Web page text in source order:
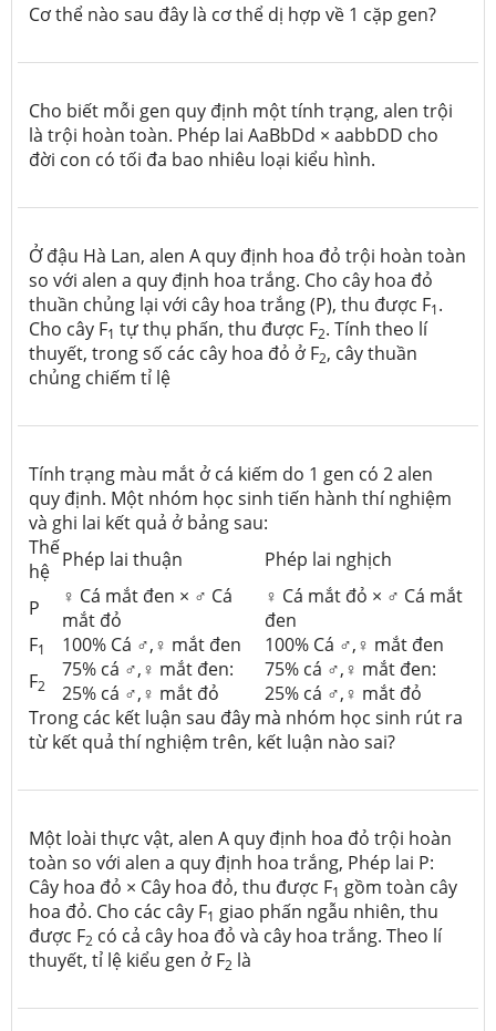
Cơ thể nào sau đây là cơ thể dị hợp về 1 cặp gen?
Cho biết mỗi gen quy định một tính trạng, alen trội
là trội hoàn toàn. Phép lai AaBbDd × aabbDD cho
đời con có tối đa bao nhiêu loại kiểu hình.
Ở đậu Hà Lan, alen A quy định hoa đỏ trội hoàn toàn
so với alen a quy định hoa trắng. Cho cây hoa đỏ
thuần chủng lại với cây hoa trắng (P), thu được F1.
Cho cây F1 tự thụ phấn, thu được F2. Tính theo lí
thuyết, trong số các cây hoa đỏ ở F2, cây thuần
chủng chiếm tỉ lệ
Tính trạng màu mắt ở cá kiếm do 1 gen có 2 alen
quy định. Một nhóm học sinh tiến hành thí nghiệm
và ghi lai kết quả ở bảng sau:
Thế
hệ Phép lai thuận
Phép lai nghịch
P
♀ Cá mắt đen × ♂ Cá
mắt đỏ
♀ Cá mắt đỏ × ♂ Cá mắt
đen
F1 100% Cá ♂,♀ mắt đen
100% Cá ♂,♀ mắt đen
F2
75% cá ♂,♀ mắt đen:
25% cá ♂,♀ mắt đỏ
75% cá ♂,♀ mắt đen:
25% cá ♂,♀ mắt đỏ
Trong các kết luận sau đây mà nhóm học sinh rút ra
từ kết quả thí nghiệm trên, kết luận nào sai?
Một loài thực vật, alen A quy định hoa đỏ trội hoàn
toàn so với alen a quy định hoa trắng, Phép lai P:
Cây hoa đỏ × Cây hoa đỏ, thu được F1 gồm toàn cây
hoa đỏ. Cho các cây F1 giao phấn ngẫu nhiên, thu
được F2 có cả cây hoa đỏ và cây hoa trắng. Theo lí
thuyết, tỉ lệ kiểu gen ở F2 là